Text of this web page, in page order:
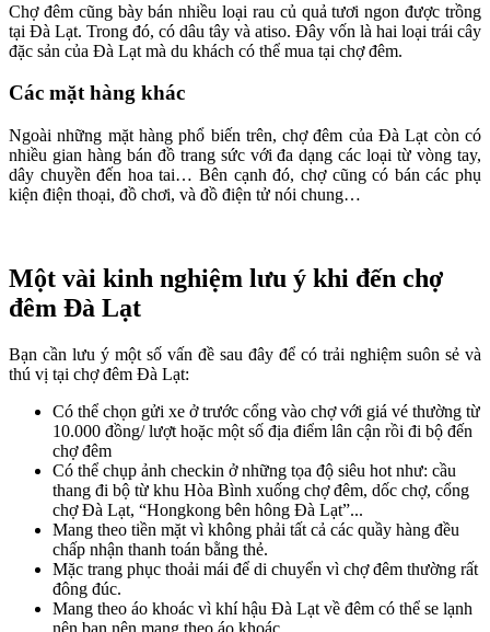
Chợ đêm cũng bày bán nhiều loại rau củ quả tươi ngon được trồng
tại Đà Lạt. Trong đó, có dâu tây và atiso. Đây vốn là hai loại trái cây
đặc sản của Đà Lạt mà du khách có thể mua tại chợ đêm.
Các mặt hàng khác
Ngoài những mặt hàng phổ biến trên, chợ đêm của Đà Lạt còn có
nhiều gian hàng bán đồ trang sức với đa dạng các loại từ vòng tay,
dây chuyền đến hoa tai… Bên cạnh đó, chợ cũng có bán các phụ
kiện điện thoại, đồ chơi, và đồ điện tử nói chung…
Một vài kinh nghiệm lưu ý khi đến chợ
đêm Đà Lạt
Bạn cần lưu ý một số vấn đề sau đây để có trải nghiệm suôn sẻ và
thú vị tại chợ đêm Đà Lạt:
Có thể chọn gửi xe ở trước cổng vào chợ với giá vé thường từ
10.000 đồng/ lượt hoặc một số địa điểm lân cận rồi đi bộ đến
chợ đêm
Có thể chụp ảnh checkin ở những tọa độ siêu hot như: cầu
thang đi bộ từ khu Hòa Bình xuống chợ đêm, dốc chợ, cổng
chợ Đà Lạt, “Hongkong bên hông Đà Lạt”...
Mang theo tiền mặt vì không phải tất cả các quầy hàng đều
chấp nhận thanh toán bằng thẻ.
Mặc trang phục thoải mái để di chuyển vì chợ đêm thường rất
đông đúc.
Mang theo áo khoác vì khí hậu Đà Lạt về đêm có thể se lạnh
nên bạn nên mang theo áo khoác.